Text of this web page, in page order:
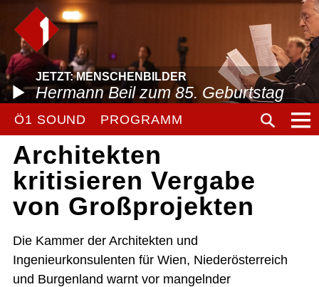
JETZT: MENSCHENBILDER
Hermann Beil zum 85. Geburtstag
Ö1 SOUND PROGRAMM
Architekten
kritisieren Vergabe
von Großprojekten
Die Kammer der Architekten und
Ingenieurkonsulenten für Wien, Niederösterreich
und Burgenland warnt vor mangelnder